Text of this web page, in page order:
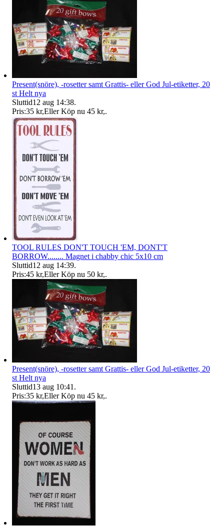
Present(snöre), -rosetter samt Grattis- eller God Jul-etiketter, 20
st Helt nya
Sluttid12 aug 14:38.
Pris:35 kr,Eller Köp nu 45 kr,.
TOOL RULES DON'T TOUCH 'EM, DONT'T
BORROW........ Magnet i chabby chic 5x10 cm
Sluttid12 aug 14:39.
Pris:45 kr,Eller Köp nu 50 kr,.
Present(snöre), -rosetter samt Grattis- eller God Jul-etiketter, 20
st Helt nya
Sluttid13 aug 10:41 .
Pris:35 kr,Eller Köp nu 45 kr,.